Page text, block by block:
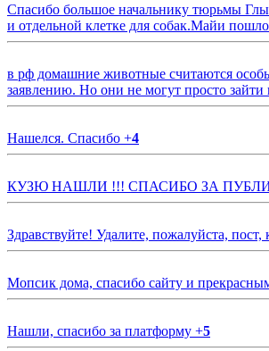
Спасибо большое начальнику тюрьмы
и отдельной клетке для собак.Майи
в рф домашние животные считаются
заявлению. Но они не могут просто
Нашелся. Спасибо +4
КУЗЮ НАШЛИ !!! СПАСИБО ЗА
Здравствуйте! Удалите, пожалуйста,
Мопсик дома, спасибо сайту и
Нашли, спасибо за платформу +5